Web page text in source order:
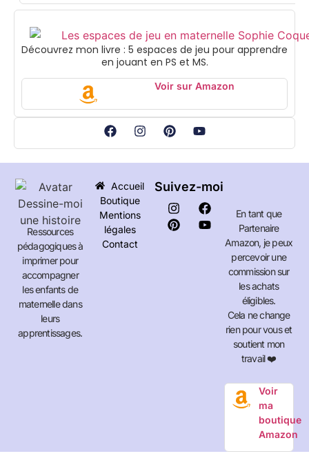
Découvrez mon livre : 5 espaces de jeu pour apprendre
en jouant en PS et MS.
Voir sur Amazon
Ressources
pédagogiques à
imprimer pour
accompagner
les enfants de
maternelle dans
leurs
apprentissages.
Accueil
Boutique
Mentions
légales
Contact
Suivez-moi
En tant que
Partenaire
Amazon, je peux
percevoir une
commission sur
les achats
éligibles.
Cela ne change
rien pour vous et
soutient mon
travail ❤️
Voir
ma
boutique
Amazon